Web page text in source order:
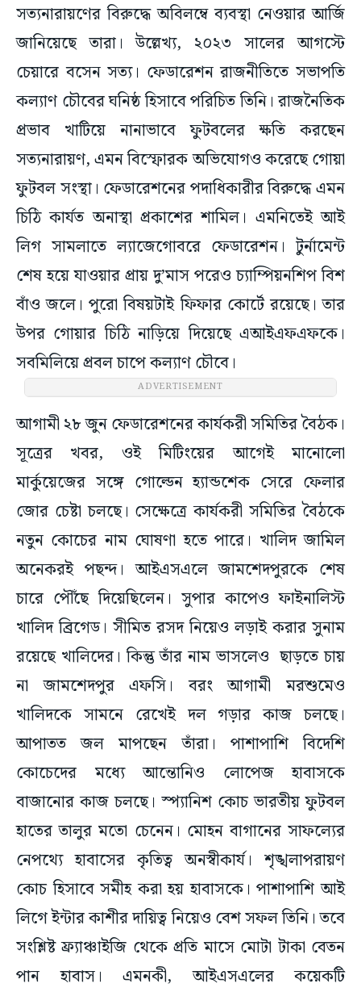
সত্যনারায়ণের বিরুদ্ধে অবিলম্বে ব্যবস্থা নেওয়ার আর্জি
জানিয়েছে তারা। উল্লেখ্য, ২০২৩ সালের আগস্টে
চেয়ারে বসেন সত্য। ফেডারেশন রাজনীতিতে সভাপতি
কল্যাণ চৌবের ঘনিষ্ঠ হিসাবে পরিচিত তিনি। রাজনৈতিক
প্রভাব খাটিয়ে নানাভাবে ফুটবলের ক্ষতি করছেন
সত্যনারায়ণ, এমন বিস্ফোরক অভিযোগও করেছে গোয়া
ফুটবল সংস্থা। ফেডারেশনের পদাধিকারীর বিরুদ্ধে এমন
চিঠি কার্যত অনাস্থা প্রকাশের শামিল। এমনিতেই আই
লিগ সামলাতে ল্যাজেগোবরে ফেডারেশন। টুর্নামেন্ট
শেষ হয়ে যাওয়ার প্রায় দু’মাস পরেও চ্যাম্পিয়নশিপ বিশ
বাঁও জলে। পুরো বিষয়টাই ফিফার কোর্টে রয়েছে। তার
উপর গোয়ার চিঠি নাড়িয়ে দিয়েছে এআইএফএফকে।
সবমিলিয়ে প্রবল চাপে কল্যাণ চৌবে।
ADVERTISEMENT
আগামী ২৮ জুন ফেডারেশনের কার্যকরী সমিতির বৈঠক।
সূত্রের খবর, ওই মিটিংয়ের আগেই মানোলো
মার্কুয়েজের সঙ্গে গোল্ডেন হ্যান্ডশেক সেরে ফেলার
জোর চেষ্টা চলছে। সেক্ষেত্রে কার্যকরী সমিতির বৈঠকে
নতুন কোচের নাম ঘোষণা হতে পারে। খালিদ জামিল
অনেকরই পছন্দ। আইএসএলে জামশেদপুরকে শেষ
চারে পৌঁছে দিয়েছিলেন। সুপার কাপেও ফাইনালিস্ট
খালিদ ব্রিগেড। সীমিত রসদ নিয়েও লড়াই করার সুনাম
রয়েছে খালিদের। কিন্তু তাঁর নাম ভাসলেও ছাড়তে চায়
না জামশেদপুর এফসি। বরং আগামী মরশুমেও
খালিদকে সামনে রেখেই দল গড়ার কাজ চলছে।
আপাতত জল মাপছেন তাঁরা। পাশাপাশি বিদেশি
কোচেদের মধ্যে আন্তোনিও লোপেজ হাবাসকে
বাজানোর কাজ চলছে। স্প্যানিশ কোচ ভারতীয় ফুটবল
হাতের তালুর মতো চেনেন। মোহন বাগানের সাফল্যের
নেপথ্যে হাবাসের কৃতিত্ব অনস্বীকার্য। শৃঙ্খলাপরায়ণ
কোচ হিসাবে সমীহ করা হয় হাবাসকে। পাশাপাশি আই
লিগে ইন্টার কাশীর দায়িত্ব নিয়েও বেশ সফল তিনি। তবে
সংশ্লিষ্ট ফ্র্যাঞ্চাইজি থেকে প্রতি মাসে মোটা টাকা বেতন
পান হাবাস। এমনকী, আইএসএলের কয়েকটি